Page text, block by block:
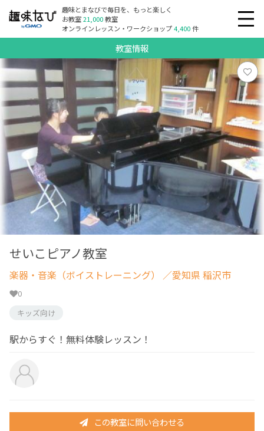
趣味とまなびで毎日を、もっと楽しく
お教室21,000教室
オンラインレッスン・ワークショップ4,400件
教室情報
せいこピアノ教室
楽器・音楽（ボイストレーニング） ／愛知県 稲沢市
0
キッズ向け
駅からすぐ！無料体験レッスン！
この教室に問い合わせる